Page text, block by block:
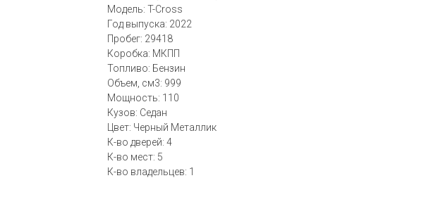
Модель: T-Cross
Год выпуска: 2022
Пробег: 29418
Коробка: МКПП
Топливо: Бензин
Объем, см3: 999
Мощность: 110
Кузов: Седан
Цвет: Черный Металлик
К-во дверей: 4
К-во мест: 5
К-во владельцев: 1